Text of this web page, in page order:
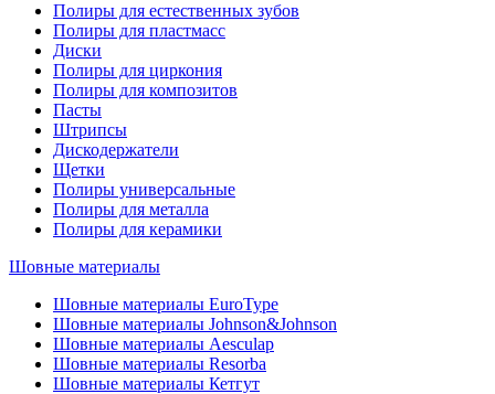
Полиры для естественных зубов
Полиры для пластмасс
Диски
Полиры для циркония
Полиры для композитов
Пасты
Штрипсы
Дискодержатели
Щетки
Полиры универсальные
Полиры для металла
Полиры для керамики
Шовные материалы
Шовные материалы EuroType
Шовные материалы Johnson&Johnson
Шовные материалы Aesculap
Шовные материалы Resorba
Шовные материалы Кетгут